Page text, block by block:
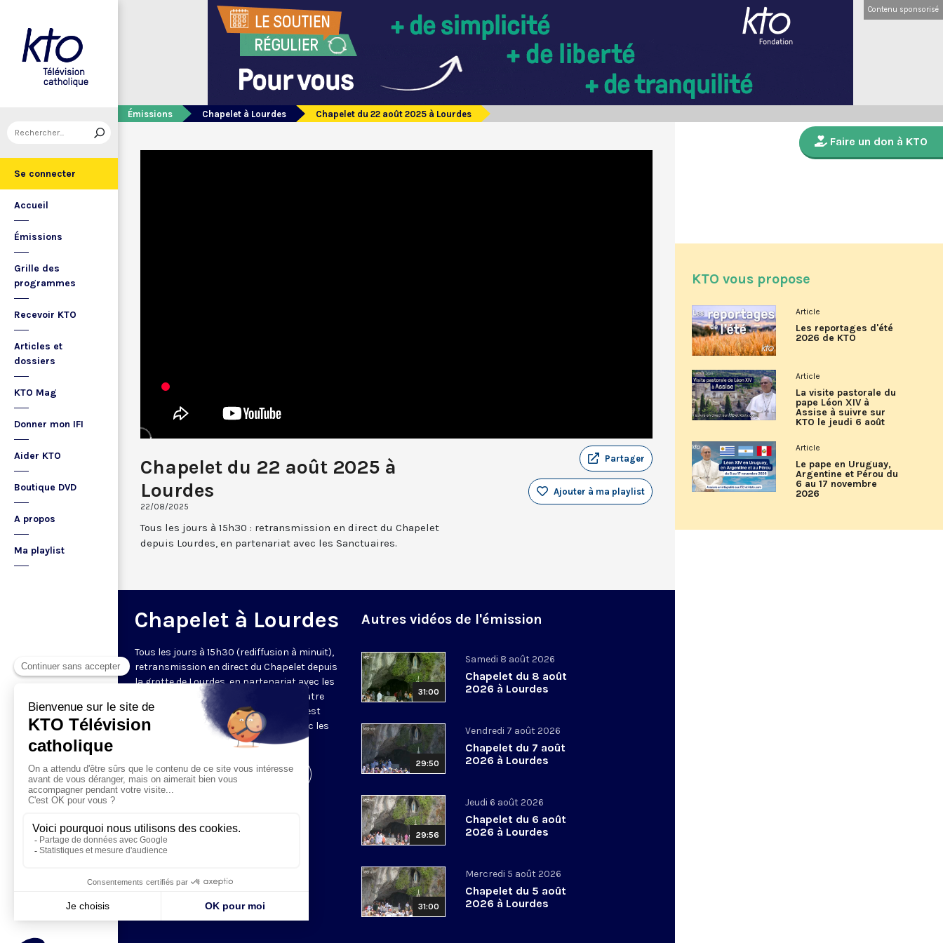
Se connecter
Accueil
Émissions
Grille des
programmes
Recevoir KTO
Articles et
dossiers
KTO Mag
Donner mon IFI
Aider KTO
Boutique DVD
A propos
Ma playlist
Contenu sponsorisé
Émissions Chapelet à Lourdes Chapelet du 22 août 2025 à Lourdes
Chapelet du 22 août 2025 à
Lourdes
22/08/2025
Partager
Ajouter à ma playlist
Tous les jours à 15h30 : retransmission en direct du Chapelet
depuis Lourdes, en partenariat avec les Sanctuaires.
Chapelet à Lourdes
Tous les jours à 15h30 (rediffusion à minuit),
retransmission en direct du Chapelet depuis
la grotte de Lourdes, en partenariat avec les
Sanctuaires. Chaque jour, l'une des quatre
méditations des mystères du Rosaire est
proposée en communion de prière avec les
Visiter la page de l'émission
Autres vidéos de l'émission
31:00
Samedi 8 août 2026
Chapelet du 8 août
2026 à Lourdes
29:50
Vendredi 7 août 2026
Chapelet du 7 août
2026 à Lourdes
29:56
Jeudi 6 août 2026
Chapelet du 6 août
2026 à Lourdes
31:00
Mercredi 5 août 2026
Chapelet du 5 août
2026 à Lourdes
Faire un don à KTO
KTO vous propose
Article
Les reportages d'été
2026 de KTO
Article
La visite pastorale du
pape Léon XIV à
Assise à suivre sur
KTO le jeudi 6 août
Article
Le pape en Uruguay,
Argentine et Pérou du
6 au 17 novembre
2026